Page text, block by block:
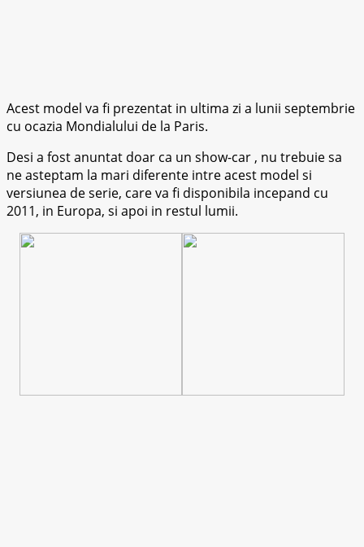
Acest model va fi prezentat in ultima zi a lunii septembrie
cu ocazia Mondialului de la Paris.
Desi a fost anuntat doar ca un show-car , nu trebuie sa
ne asteptam la mari diferente intre acest model si
versiunea de serie, care va fi disponibila incepand cu
2011, in Europa, si apoi in restul lumii.